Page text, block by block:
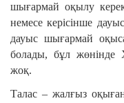
шығармай оқылу
немесе керісінше
дауыс шығармай
болады, бұл жөнінде
жоқ.
Талас – жалғыз